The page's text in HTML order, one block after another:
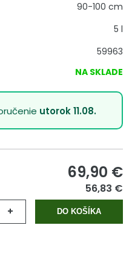
90-100 cm
5 l
59963
NA SKLADE
utorok 11.08.
69,90 €
56,83 €
+ DO KOŠÍKA